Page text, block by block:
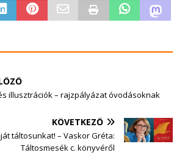
illusztrációk – rajzpályázat óvodásoknak
KÖVETKEZŐ
táltosunkat! – Vaskor Gréta:
Táltosmesék c. könyvéről